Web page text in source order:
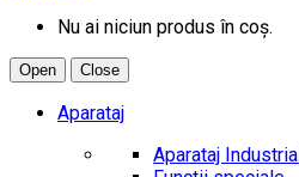
Nu ai niciun produs în coș.
Open Close
Aparataj
Aparataj Industrial